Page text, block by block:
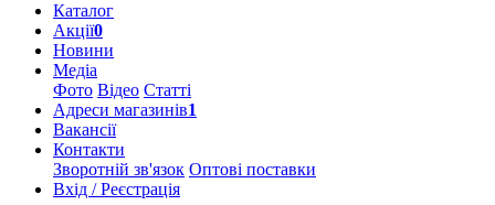
Каталог
Акції0
Новини
Медіа
Фото Відео Статті
Адреси магазинів1
Вакансії
Контакти
Зворотній зв'язок Оптові поставки
Вхід / Реєстрація